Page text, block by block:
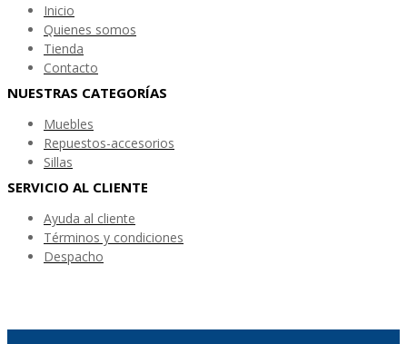
Inicio
Quienes somos
Tienda
Contacto
NUESTRAS CATEGORÍAS
Muebles
Repuestos-accesorios
Sillas
SERVICIO AL CLIENTE
Ayuda al cliente
Términos y condiciones
Despacho